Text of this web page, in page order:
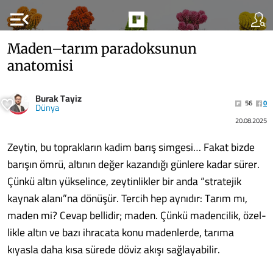
menu_open
Maden–tarım paradoksunun
anatomisi
Burak Tayiz
Dünya 56
0
20.08.2025
Zeytin, bu toprakların kadim barış sim­gesi… Fakat bizde
barışın ömrü, altının değer kazandığı günlere kadar sürer.
Çün­kü altın yükselince, zeytinlikler bir anda “stratejik
kaynak alanı”na dönüşür. Tercih hep aynıdır: Tarım mı,
maden mi? Cevap bellidir; maden. Çünkü madencilik, özel­
likle altın ve bazı ihracata konu madenler­de, tarıma
kıyasla daha kısa sürede döviz akışı sağlayabilir.